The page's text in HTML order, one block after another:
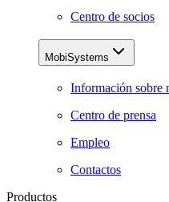
Centro de socios
MobiSystems
Información sobre
Centro de prensa
Empleo
Contactos
Productos